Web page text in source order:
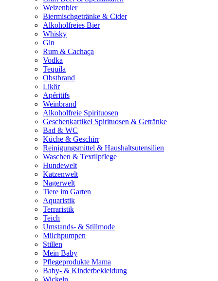
Weizenbier
Biermischgetränke & Cider
Alkoholfreies Bier
Whisky
Gin
Rum & Cachaça
Vodka
Tequila
Obstbrand
Likör
Apéritifs
Weinbrand
Alkoholfreie Spirituosen
Geschenkartikel Spirituosen & Getränke
Bad & WC
Küche & Geschirr
Reinigungsmittel & Haushaltsutensilien
Waschen & Textilpflege
Hundewelt
Katzenwelt
Nagerwelt
Tiere im Garten
Aquaristik
Terraristik
Teich
Umstands- & Stillmode
Milchpumpen
Stillen
Mein Baby
Pflegeprodukte Mama
Baby- & Kinderbekleidung
Wickeln